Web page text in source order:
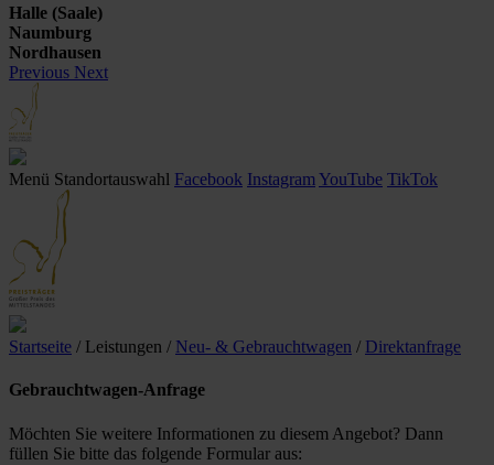
Halle (Saale)
Naumburg
Nordhausen
Previous Next
Menü Standortauswahl Facebook Instagram YouTube TikTok
Startseite / Leistungen / Neu- & Gebrauchtwagen / Direktanfrage
Gebrauchtwagen-Anfrage
Möchten Sie weitere Informationen zu diesem Angebot? Dann
füllen Sie bitte das folgende Formular aus: